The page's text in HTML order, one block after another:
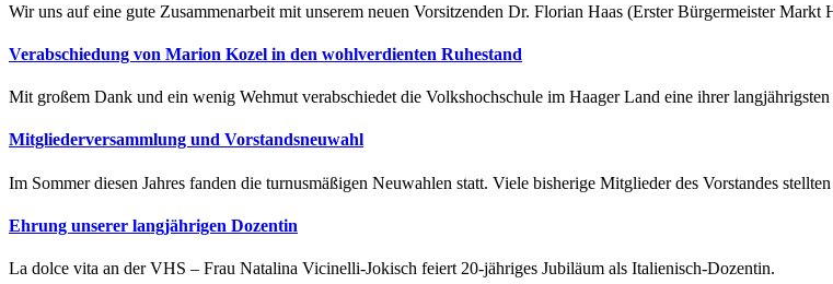
Wir uns auf eine gute Zusammenarbeit mit unserem neuen Vorsitzenden Dr. Florian Haas (Erster Bürgermeister Markt
Verabschiedung von Marion Kozel in den wohlverdienten Ruhestand
Mit großem Dank und ein wenig Wehmut verabschiedet die Volkshochschule im Haager Land eine ihrer
Mitgliederversammlung und Vorstandsneuwahl
Im Sommer diesen Jahres fanden die turnusmäßigen Neuwahlen statt. Viele bisherige Mitglieder des Vorstandes
Ehrung unserer langjährigen Dozentin
La dolce vita an der VHS – Frau Natalina Vicinelli-Jokisch feiert 20-jähriges Jubiläum als Italienisch-Dozentin.